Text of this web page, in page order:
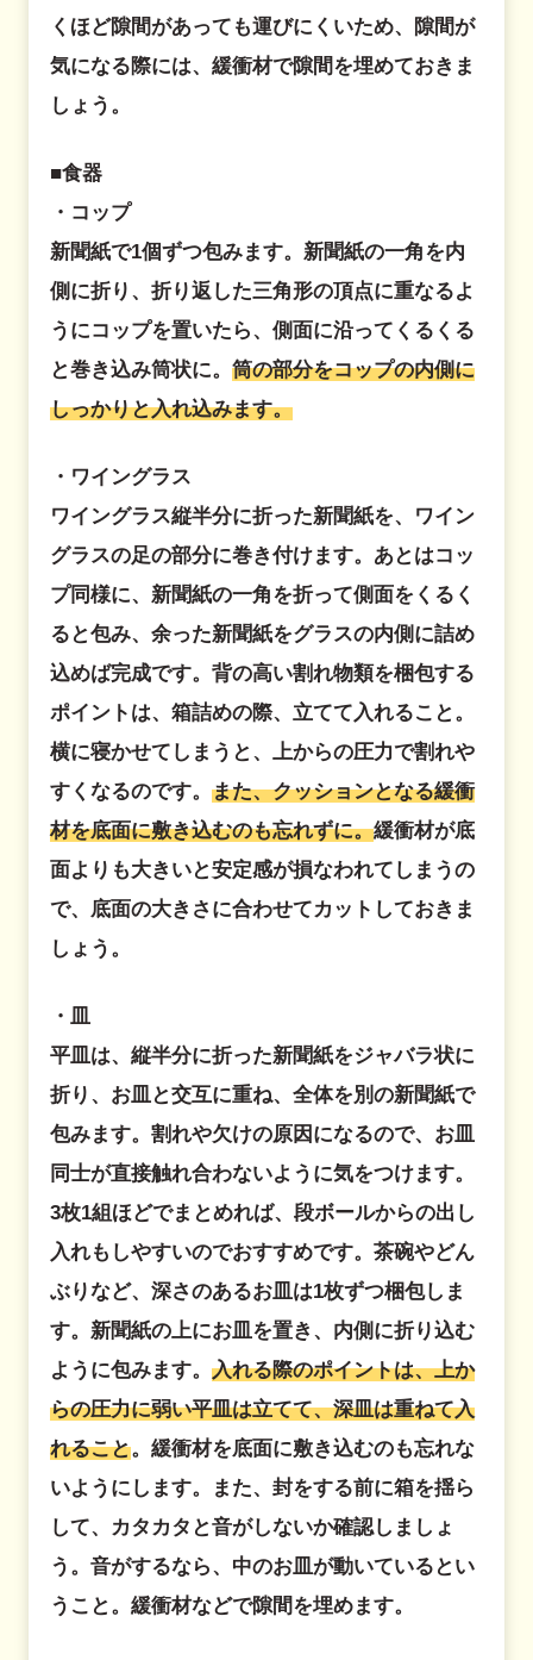
くほど隙間があっても運びにくいため、隙間が
気になる際には、緩衝材で隙間を埋めておきま
しょう。
■食器
・コップ
新聞紙で1個ずつ包みます。新聞紙の一角を内
側に折り、折り返した三角形の頂点に重なるよ
うにコップを置いたら、側面に沿ってくるくる
と巻き込み筒状に。 筒の部分をコップの内側に
しっかりと入れ込みます。
・ワイングラス
ワイングラス縦半分に折った新聞紙を、ワイン
グラスの足の部分に巻き付けます。あとはコッ
プ同様に、新聞紙の一角を折って側面をくるく
ると包み、余った新聞紙をグラスの内側に詰め
込めば完成です。背の高い割れ物類を梱包する
ポイントは、箱詰めの際、立てて入れること。
横に寝かせてしまうと、上からの圧力で割れや
すくなるのです。 また、クッションとなる緩衝
材を底面に敷き込むのも忘れずに。緩衝材が底
面よりも大きいと安定感が損なわれてしまうの
で、底面の大きさに合わせてカットしておきま
しょう。
・皿
平皿は、縦半分に折った新聞紙をジャバラ状に
折り、お皿と交互に重ね、全体を別の新聞紙で
包みます。割れや欠けの原因になるので、お皿
同士が直接触れ合わないように気をつけます。
3枚1組ほどでまとめれば、段ボールからの出し
入れもしやすいのでおすすめです。茶碗やどん
ぶりなど、深さのあるお皿は1枚ずつ梱包しま
す。新聞紙の上にお皿を置き、内側に折り込む
ように包みます。 入れる際のポイントは、上か
らの圧力に弱い平皿は立てて、深皿は重ねて入
れること。緩衝材を底面に敷き込むのも忘れな
いようにします。また、封をする前に箱を揺ら
して、カタカタと音がしないか確認しましょ
う。音がするなら、中のお皿が動いているとい
うこと。緩衝材などで隙間を埋めます。